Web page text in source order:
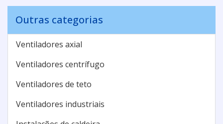
Outras categorias
Ventiladores axial
Ventiladores centrífugo
Ventiladores de teto
Ventiladores industriais